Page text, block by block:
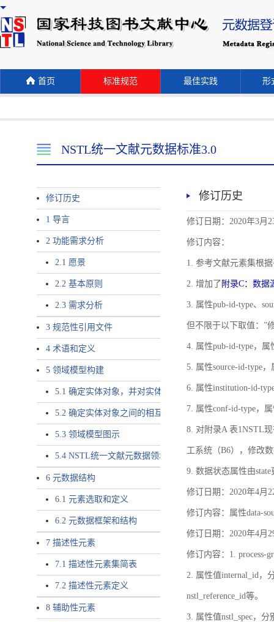
首页 标准规范 最佳实践 形
NSTL统一文献元数据标准3.0
修订历史
1 导言
2 功能需求分析
2.1 愿景
2.2 基本原则
2.3 需求分析
3 规范性引用文件
4 术语和定义
5 领域模型构建
5.1 确定实体对象，并对实体对象命名
5.2 确定实体对象之间的相互关系，定义实体对象之间的
5.3 领域模型图示
5.4 NSTL统一文献元数据领域模型的验证
6 元数据结构
6.1 元素选取和定义
6.2 元数据框架和结构
7 描述性元素
7.1 描述性元素集简表
7.2 描述性元素定义
8 辅助性元素
修订历史
修订日期：2020年3月
修订内容：
1. 参考文献元素集根
2. 增加了 附录C：数据
3. 属性pub-id-type、
但不限于以下取值：”
4. 属性pub-id-type，属
5. 属性source-id-type
6. 属性institution-id-
7. 属性conf-id-type，
8. 对附录A 表1NSTL
工系统（B6），修改
9. 数据状态属性由state
修订日期：2020年4月
修订内容：属性data-
修订日期：2020年4月
修订内容：1. process-
2. 属性值internal_id，
nstl_reference_id等。
3. 属性值nstl_spec，分